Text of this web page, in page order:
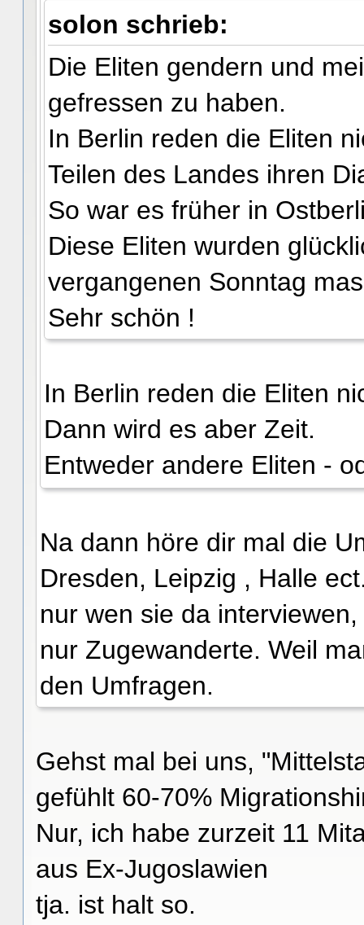
solon schrieb:
Die Eliten gendern und
gefressen zu haben.
In Berlin reden die Eliten
Teilen des Landes ihren
So war es früher in
Diese Eliten wurden
vergangenen Sonntag
Sehr schön !
In Berlin reden die Eliten
Dann wird es aber Zeit.
Entweder andere Eliten -
Na dann höre dir mal die
Dresden, Leipzig , Halle
nur wen sie da
nur Zugewanderte. Weil
den Umfragen.
Gehst mal bei uns,
gefühlt 60-70%
Nur, ich habe zurzeit 11
aus Ex-Jugoslawien
tja. ist halt so.